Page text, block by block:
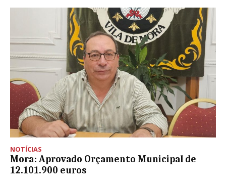
NOTÍCIAS
Mora: Aprovado Orçamento Municipal de
12.101.900 euros